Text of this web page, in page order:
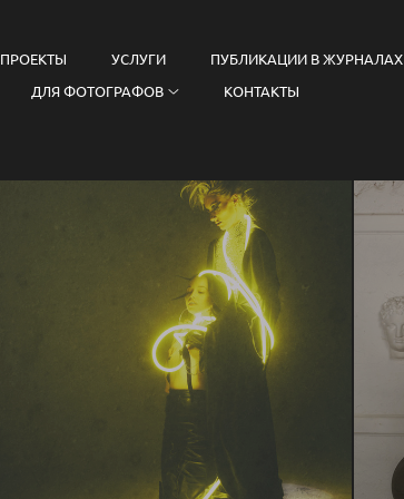
ПРОЕКТЫ УСЛУГИ ПУБЛИКАЦИИ В ЖУРНАЛАХ
ДЛЯ ФОТОГРАФОВ
КОНТАКТЫ